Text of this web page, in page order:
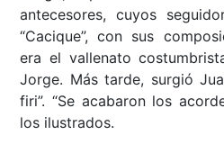
antecesores, cuyos
“Cacique”, con sus
era el vallenato
Jorge. Más tarde, surgió
firi”. “Se acabaron los
los ilustrados.